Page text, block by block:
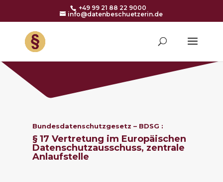
+49 99 21 88 22 9000
info@datenbeschuetzerin.de
Bundesdatenschutzgesetz – BDSG :
§ 17 Vertretung im Europäischen
Datenschutzausschuss, zentrale
Anlaufstelle